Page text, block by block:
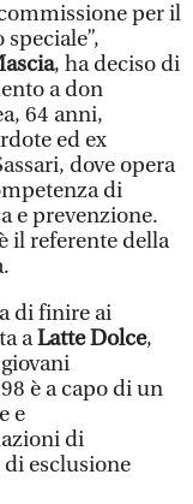
per il
, ha deciso di
a don
64 anni,
ed ex
dove opera
di
e prevenzione.
il referente della
di finire ai
aLatte Dolce,
è a capo di un
e
di
esclusione